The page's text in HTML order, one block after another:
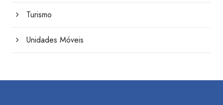
Turismo
Unidades Móveis